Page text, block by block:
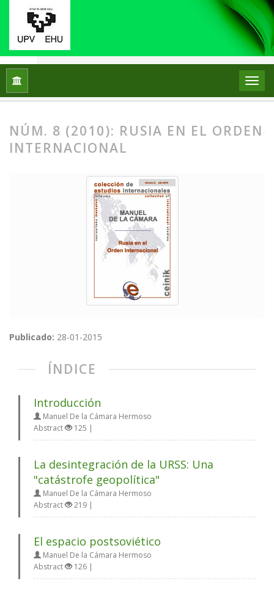
Inicio Núm. 8 (2010): Rusia en el orden
NÚM. 8 (2010): RUSIA EN EL ORDEN
INTERNACIONAL
Publicado: 28-01-2015
ÍNDICE
Introducción
Manuel De la Cámara Hermoso
Abstract
125 |
La desintegración de la URSS: Una
"catástrofe geopolítica"
Manuel De la Cámara Hermoso
Abstract
219 |
El espacio postsoviético
Manuel De la Cámara Hermoso
Abstract
126 |